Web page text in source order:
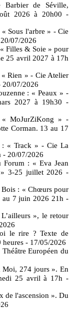
de Séville,
2026 à 20h00 -
Sous l'arbre » - Cie
07/2026
Filles & Soie » pour
25 avril 2027 à 17h
Rien » - Cie Atelier
20/07/2026
: « Peaux » -
2027 à 19h30 -
« MoJurZiKong » -
Corman. 13 au 17
: « Track » - Cie La
- 20/07/2026
Forum : « Eva Jean
3-25 juillet 2026 -
Bois : « Chœurs pour
au 7 juin 2026 21h -
», le retour
le rire ? Texte de
heures - 17/05/2026
Européen du
Moi, 274 jours ». En
25 avril à 17h -
de l'ascension ». Du